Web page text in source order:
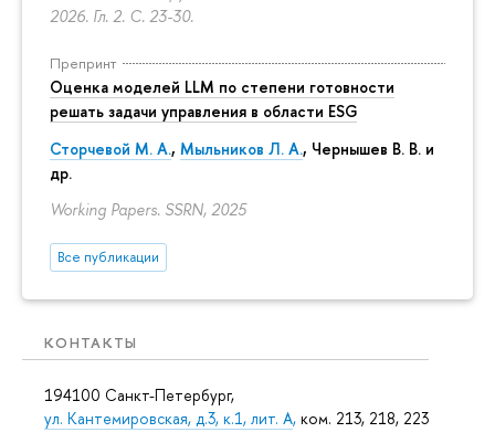
2026. Гл. 2. С. 23-30.
Препринт
Оценка моделей LLM по степени готовности
решать задачи управления в области ESG
Сторчевой М. А., Мыльников Л. А., Чернышев В. В. и
др.
Working Papers. SSRN, 2025
Все публикации
КОНТАКТЫ
194100 Санкт-Петербург,
ул. Кантемировская, д.3, к.1, лит. А, ком. 213, 218, 223